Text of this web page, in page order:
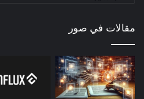
مقالات في صور